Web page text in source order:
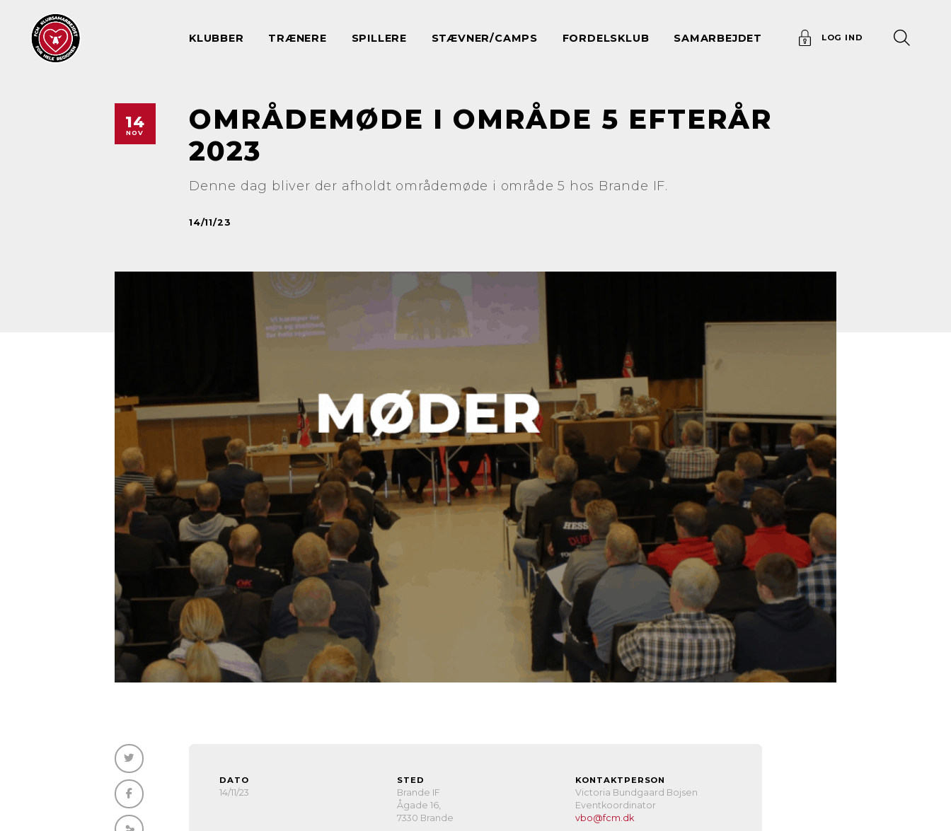
KLUBBER TRÆNERE SPILLERE STÆVNER/CAMPS FORDELSKLUB SAMARBEJDET LOG IND
14
NOV
OMRÅDEMØDE I OMRÅDE 5 EFTERÅR
2023
Denne dag bliver der afholdt områdemøde i område 5 hos Brande IF.
14/11/23
DATO
14/11/23
STED
Brande IF
Ågade 16,
7330 Brande
KONTAKTPERSON
Victoria Bundgaard Bojsen
Eventkoordinator
vbo@fcm.dk